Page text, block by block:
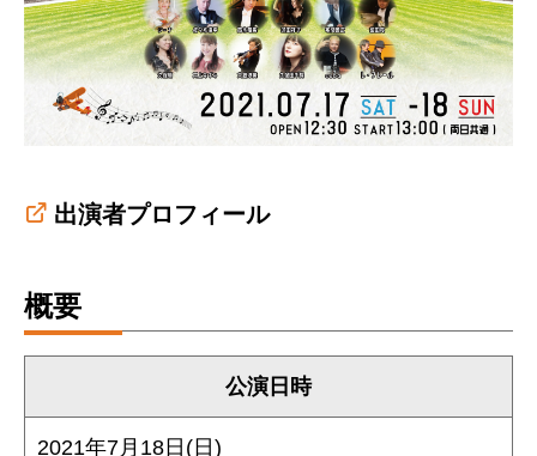
出演者プロフィール
概要
公演日時
2021年7⽉18⽇(日)